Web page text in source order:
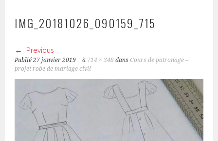
IMG_20181026_090159_715
Previous
Publié27 janvier 2019 à 714 × 348 dansCours de patronage –
projet robe de mariage civil